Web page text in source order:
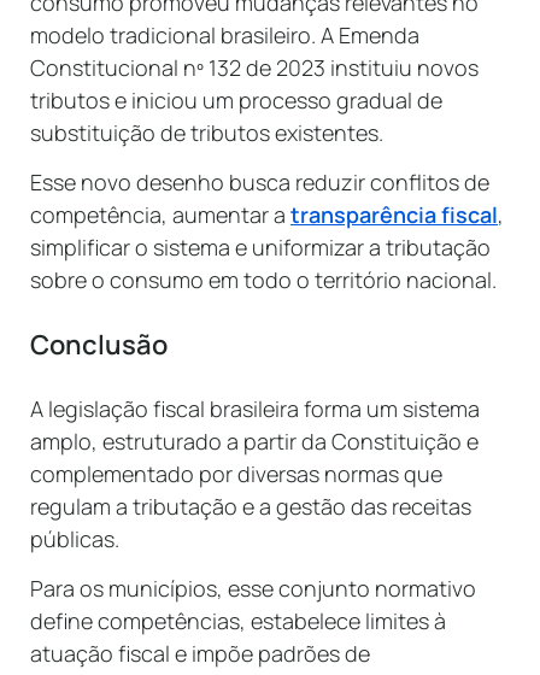
modelo tradicional brasileiro. A Emenda
Constitucional nº 132 de 2023 instituiu novos
tributos e iniciou um processo gradual de
substituição de tributos existentes.
Esse novo desenho busca reduzir conflitos de
competência, aumentar a transparência fiscal,
simplificar o sistema e uniformizar a tributação
sobre o consumo em todo o território nacional.
Conclusão
A legislação fiscal brasileira forma um sistema
amplo, estruturado a partir da Constituição e
complementado por diversas normas que
regulam a tributação e a gestão das receitas
públicas.
Para os municípios, esse conjunto normativo
define competências, estabelece limites à
atuação fiscal e impõe padrões de